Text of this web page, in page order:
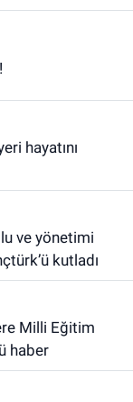
kutladı
haber